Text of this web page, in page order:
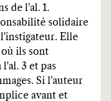
de l'al. 1.
solidaire
Elle
où ils sont
3 et pas
Si l'auteur
avant et